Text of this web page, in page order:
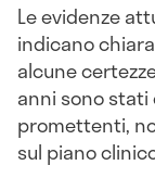
Le evidenze
indicano
alcune
anni sono
promettenti,
sul piano